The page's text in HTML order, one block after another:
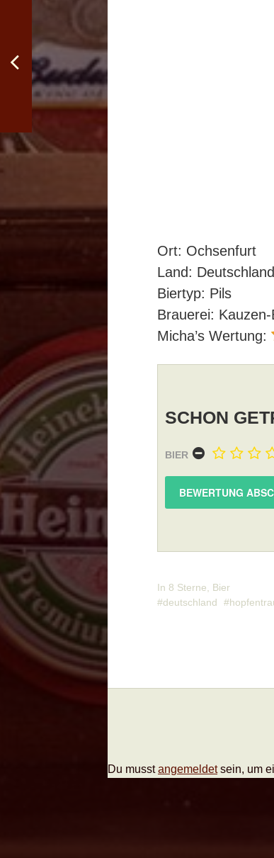
Ort: Ochsenfurt
Land: Deutschland
Biertyp: Pils
Brauerei:
Micha’s Wertung:
SCHON
BIER
In 8 Sterne
Bier
deutschland
Du musstangemeldetsein, um